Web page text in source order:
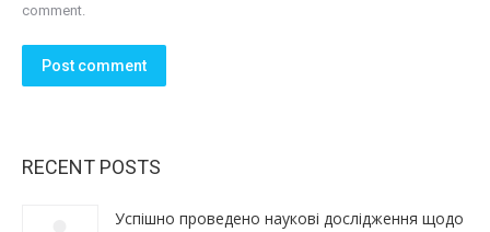
comment.
Post comment
RECENT POSTS
Успішно проведено наукові дослідження щодо